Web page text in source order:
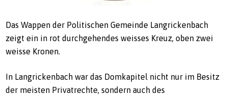
Das Wappen der Politischen Gemeinde Langrickenbach
zeigt ein in rot durchgehendes weisses Kreuz, oben zwei
weisse Kronen.
In Langrickenbach war das Domkapitel nicht nur im Besitz
der meisten Privatrechte, sondern auch des